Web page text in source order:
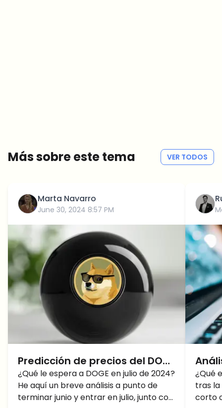
Más sobre este tema VER TODOS
Marta Navarro
June 30, 2024 8:57 PM
Predicción de precios del DOGE
para julio de 2024: ¿Qué
esperar?
¿Qué le espera a DOGE en julio de 2024?
He aquí un breve análisis a punto de
terminar junio y entrar en julio, junto con
la
¿Qué
tras la
corto